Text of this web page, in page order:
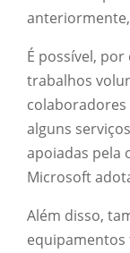
É possível,
trabalhos
alguns
apoiadas pela
Microsoft
Além disso,
equipamentos